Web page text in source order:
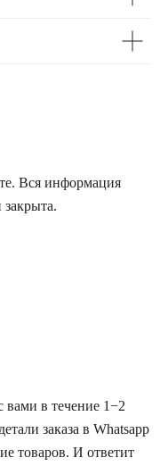
Вся информация
вами в течение 1−2
заказа в Whatsapp
товаров. И ответит